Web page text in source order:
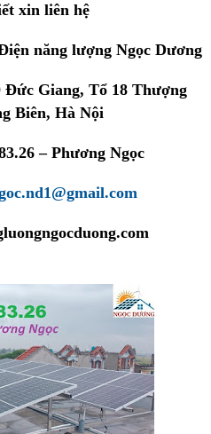
xin liên hệ
năng lượng Ngọc Dương
Đức Giang, Tổ 18 Thượng
Biên, Hà Nội
– Phương Ngọc